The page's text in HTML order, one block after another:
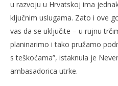
u razvoju u Hrvatskoj ima
ključnim uslugama. Zato i ove
vas da se uključite – u rujnu
planinarimo i tako pružamo
s teškoćama”, istaknula je
ambasadorica utrke.